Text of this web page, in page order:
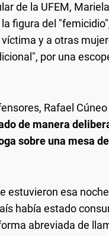
de la UFEM,
figura del
y a otras
por una
Rafael
de manera
sobre una mesa
estuvieron esa
había estado
abreviada de